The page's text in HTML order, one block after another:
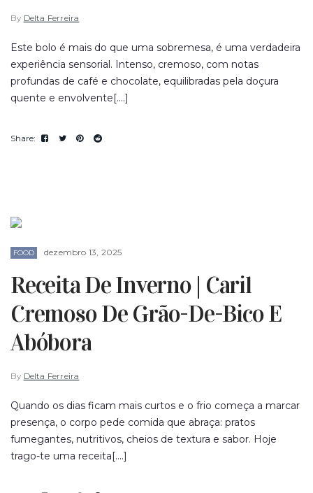
By Delta Ferreira
Este bolo é mais do que uma sobremesa, é uma verdadeira
experiência sensorial. Intenso, cremoso, com notas
profundas de café e chocolate, equilibradas pela doçura
quente e envolvente[....]
FOOD dezembro 13, 2025
Receita De Inverno | Caril
Cremoso De Grão-De-Bico E
Abóbora
By Delta Ferreira
Quando os dias ficam mais curtos e o frio começa a marcar
presença, o corpo pede comida que abraça: pratos
fumegantes, nutritivos, cheios de textura e sabor. Hoje
trago-te uma receita[....]